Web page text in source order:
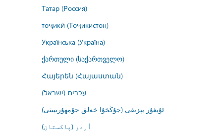
Татар (Россия)
тоҷикӣ (Тоҷикистон)
Українська (Україна)
ქართული (საქართველო)
Հայերեն (Հայաստան)
עברית (ישראל)
ئۇيغۇر يېزىقى (جۇڭخۇا خەلق جۇمھۇرىيىتى)
اُردو (پاکستان)